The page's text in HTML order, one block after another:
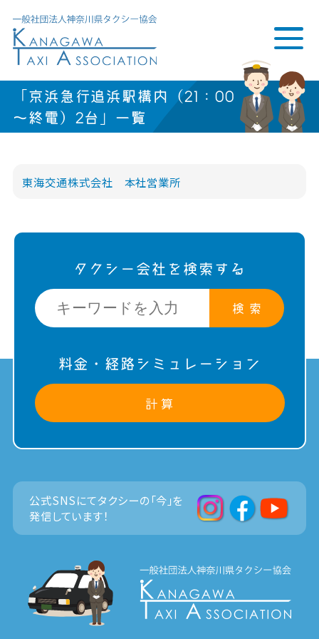
「京浜急行追浜駅構内（21：00
～終電）2台」一覧
東海交通株式会社 本社営業所
タクシー会社を検索する
検 索
料金・経路シミュレーション
計 算
公式SNSにてタクシーの「今」を
発信しています！